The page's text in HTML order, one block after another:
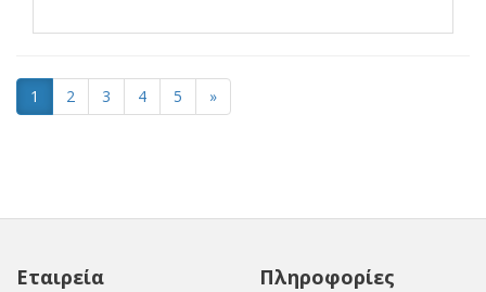
1 2 3 4 5 »
Εταιρεία Πληροφορίες